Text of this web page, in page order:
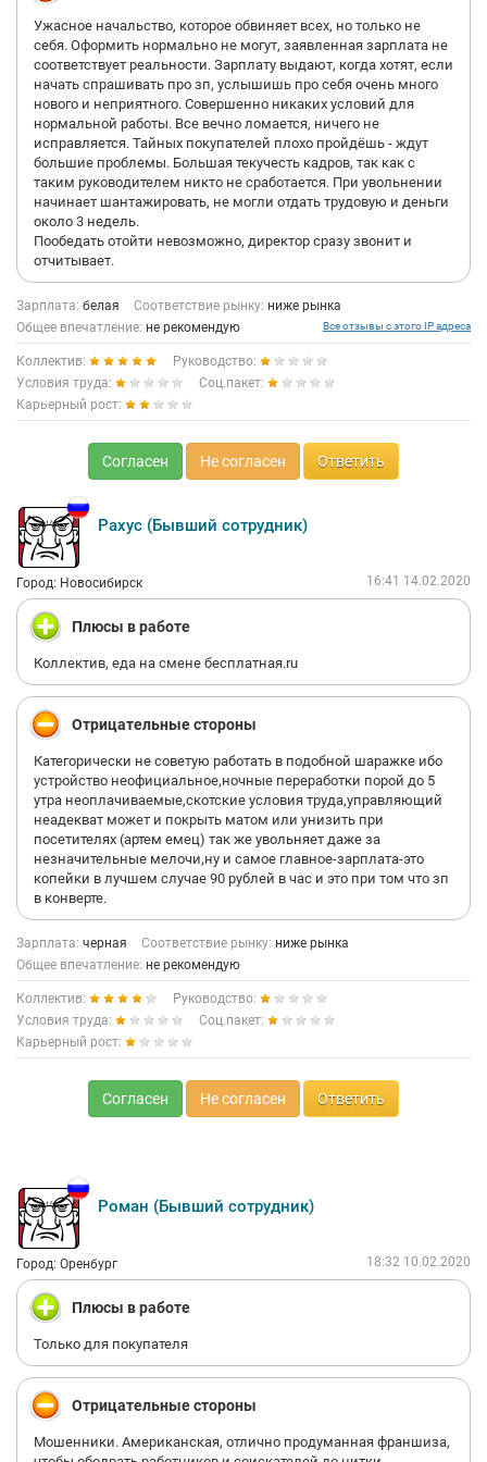
ночи, в четверг держи с 18 до 23, а в пятницу ты вообще
работать не пойдешь, отдыхай.
5) Штрафов тут нет, за опаздания и все такое, это несомненно
плюс, если бы не было одного НО. За не выход на смену могут
уволить, и не важно что ты за сутки предупредил, нашел
замену или у тебя попросту не завелась машина.
6) И самое "классное", напоследок, это то, что додо развозит
пиццу за 60 минут с момента заказа, так что если все
предыдущие пункты вас не разубедили, готовьтесь рвать
задницу что бы успеть в 10-бальные пробки увезти заказ за 5
км и не опаздать ;) (опять же, не штрафуют, но выскажут вам
старшие менеджеры или управляющие много ласковых).
Ужасное начальство, которое обвиняет всех, но только не
себя. Оформить нормально не могут, заявленная зарплата не
соответствует реальности. Зарплату выдают, когда хотят, если
начать спрашивать про зп, услышишь про себя очень много
нового и неприятного. Совершенно никаких условий для
нормальной работы. Все вечно ломается, ничего не
исправляется. Тайных покупателей плохо пройдёшь - ждут
большие проблемы. Большая текучесть кадров, так как с
таким руководителем никто не сработается. При увольнении
начинает шантажировать, не могли отдать трудовую и деньги
около 3 недель.
Пообедать отойти невозможно, директор сразу звонит и
отчитывает.
Зарплата: белая Соответствие рынку: ниже рынка
Общее впечатление: не рекомендую Все отзывы с этого IP адреса
Коллектив:
Руководство:
Условия труда:
Соц.пакет:
Карьерный рост:
Согласен Не согласен Ответить
Рахус (Бывший сотрудник)
Город: Новосибирск 16:41 14.02.2020
Плюсы в работе
Коллектив, еда на смене бесплатная.ru
Отрицательные стороны
Категорически не советую работать в подобной шаражке ибо
устройство неофициальное,ночные переработки порой до 5
утра неоплачиваемые,скотские условия труда,управляющий
неадекват может и покрыть матом или унизить при
посетителях (артем емец) так же увольняет даже за
незначительные мелочи,ну и самое главное-зарплата-это
копейки в лучшем случае 90 рублей в час и это при том что зп
в конверте.
Зарплата: черная Соответствие рынку: ниже рынка
Общее впечатление: не рекомендую
Коллектив:
Руководство:
Условия труда:
Соц.пакет:
Карьерный рост:
Согласен Не согласен Ответить
Роман (Бывший сотрудник)
Город: Оренбург 18:32 10.02.2020
Плюсы в работе
Только для покупателя
Отрицательные стороны
Мошенники. Американская, отлично продуманная франшиза,